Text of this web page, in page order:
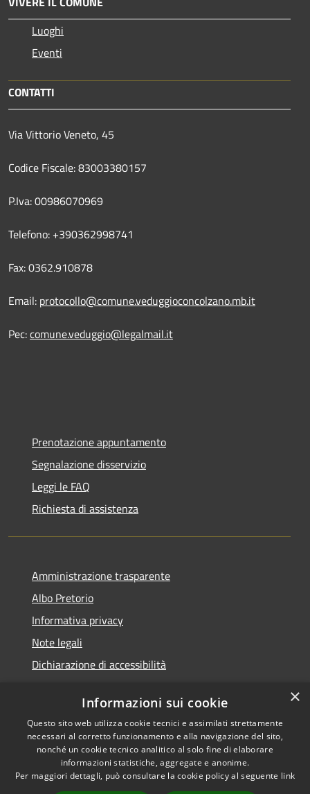
Luoghi
Eventi
CONTATTI
Via Vittorio Veneto, 45
Codice Fiscale: 83003380157
P.Iva: 00986070969
Telefono: +390362998741
Fax: 0362.910878
Email: protocollo@comune.veduggioconcolzano.mb.it
Pec:comune.veduggio@legalmail.it
Prenotazione appuntamento
Segnalazione disservizio
Leggi le FAQ
Richiesta di assistenza
Amministrazione trasparente
Albo Pretorio
Informativa privacy
Note legali
Dichiarazione di accessibilità
RSS
Accessibilità
Cookie
Copyright © 2026 • Comune di
Veduggio con Colzano •
Powered byMunicipium
Accesso redazione
×
Informazioni sui cookie
Questo sito web utilizza cookie tecnici e assimilati strettamente
necessari al corretto funzionamento e alla navigazione del sito,
nonché un cookie tecnico analitico al solo fine di elaborare
informazioni statistiche, aggregate e anonime.
Per maggiori dettagli, può consultare la cookie policy al seguente link